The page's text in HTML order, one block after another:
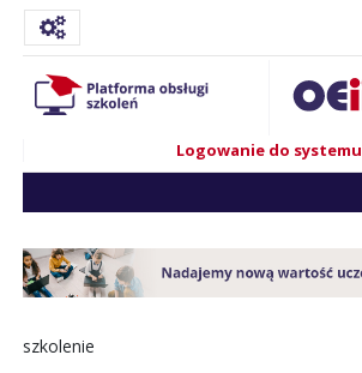
Logowanie do systemu
szkolenie